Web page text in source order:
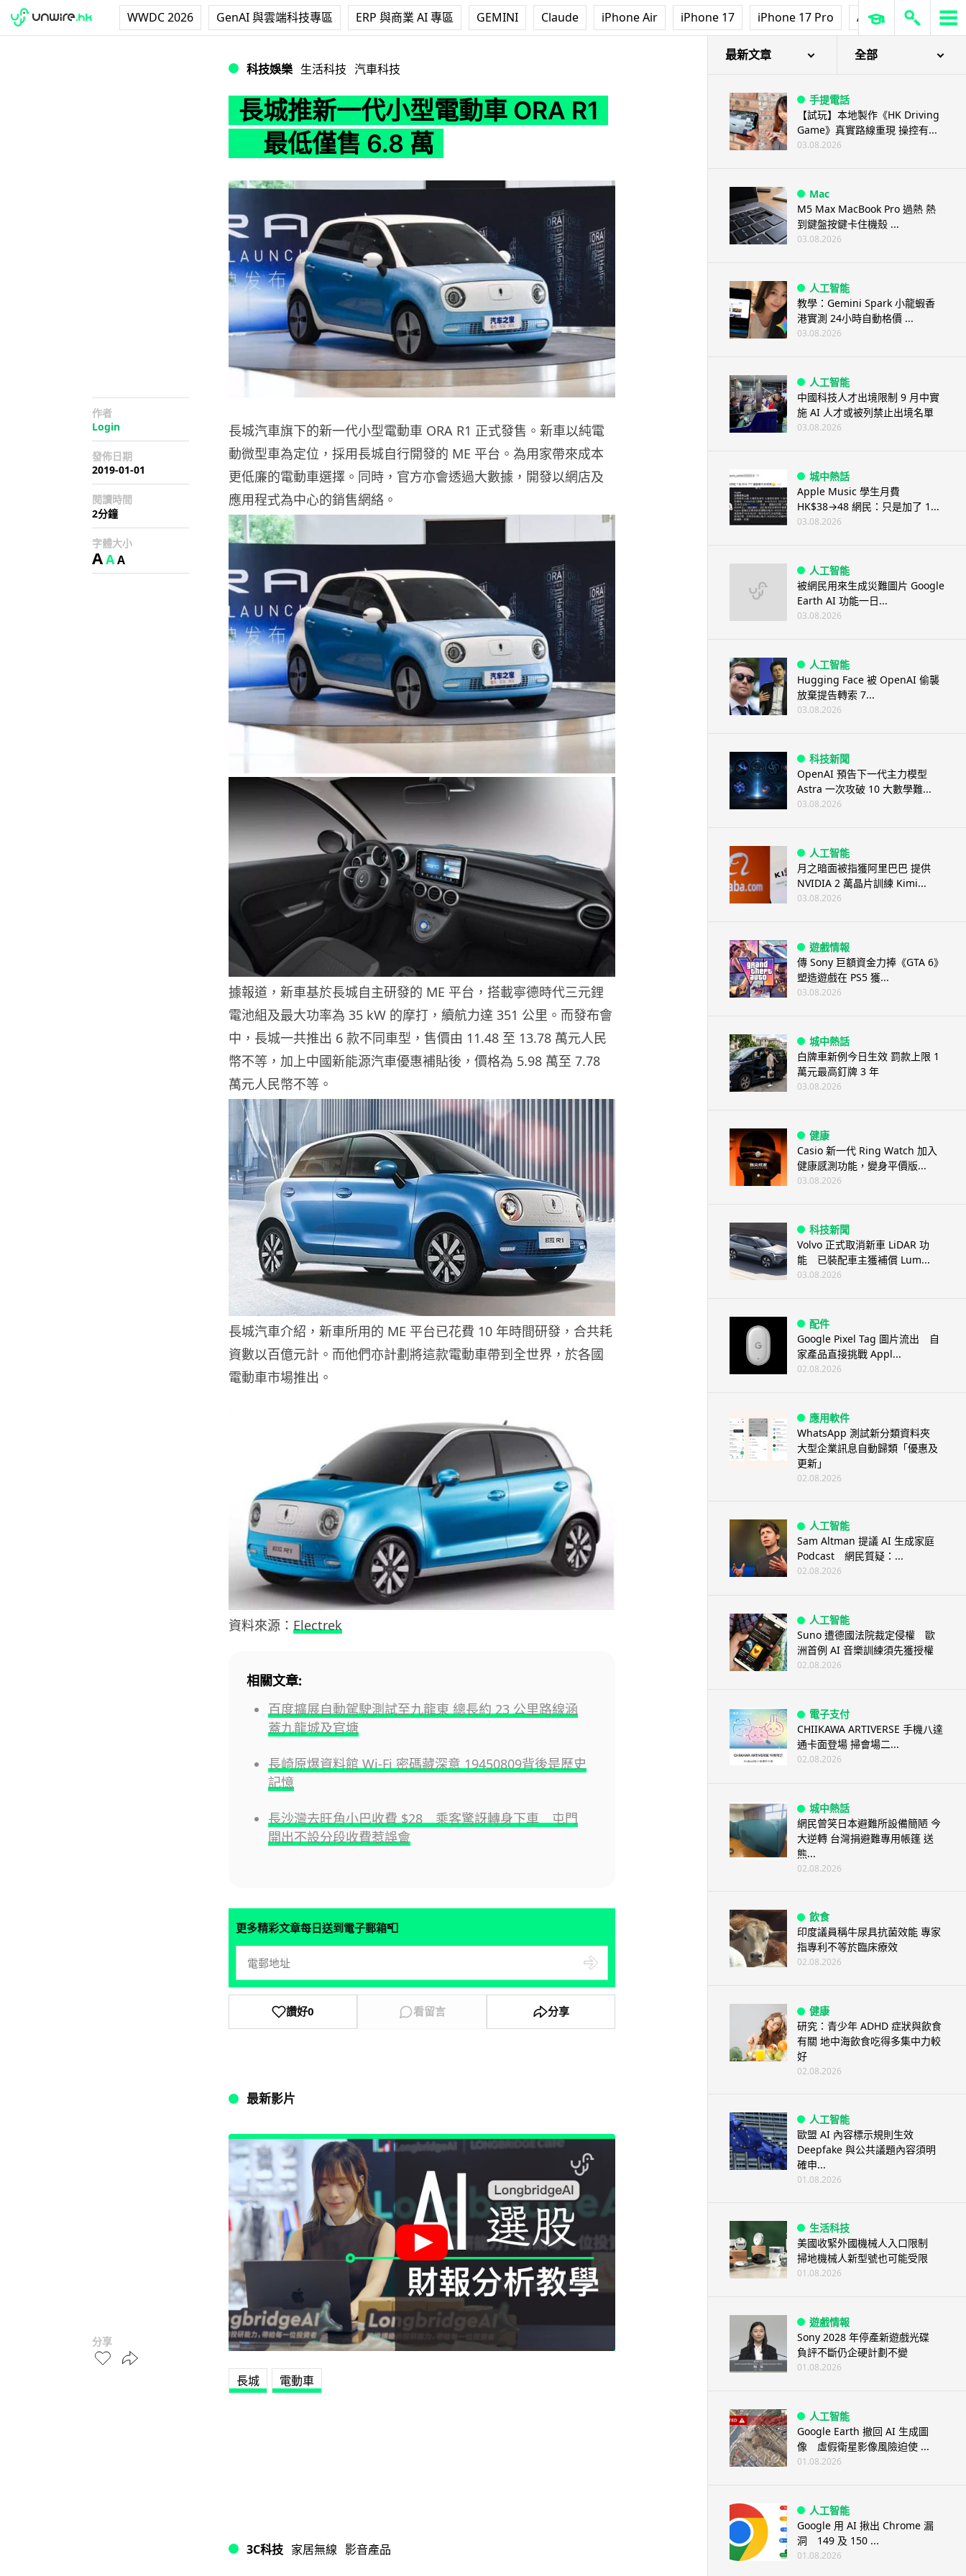
WWDC 2026 GenAI 與雲端科技專區 ERP 與商業 AI 專區 GEMINI Claude iPhone Air iPhone 17 iPhone 17 Pro AirPods Pro 3
科技娛樂 生活科技 汽車科技
長城推新一代小型電動車 ORA R1
最低僅售 6.8 萬
作者
Login
發佈日期
2019-01-01
閱讀時間
2分鐘
字體大小
AAA
分享
長城汽車旗下的新一代小型電動車 ORA R1 正式發售。新車以純電
動微型車為定位，採用長城自行開發的 ME 平台。為用家帶來成本
更低廉的電動車選擇。同時，官方亦會透過大數據，開發以網店及
應用程式為中心的銷售網絡。
據報道，新車基於長城自主研發的 ME 平台，搭載寧德時代三元鋰
電池組及最大功率為 35 kW 的摩打，續航力達 351 公里。而發布會
中，長城一共推出 6 款不同車型，售價由 11.48 至 13.78 萬元人民
幣不等，加上中國新能源汽車優惠補貼後，價格為 5.98 萬至 7.78
萬元人民幣不等。
長城汽車介紹，新車所用的 ME 平台已花費 10 年時間研發，合共耗
資數以百億元計。而他們亦計劃將這款電動車帶到全世界，於各國
電動車市場推出。
資料來源： Electrek
相關文章:
百度擴展自動駕駛測試至九龍東 總長約 23 公里路線涵
蓋九龍城及官塘
長崎原爆資料館 Wi-Fi 密碼藏深意 19450809背後是歷史
記憶
長沙灣去旺角小巴收費 $28 乘客驚訝轉身下車 屯門
開出不設分段收費惹誤會
更多精彩文章每日送到電子郵箱📮
讚好0 看留言 分享
最新影片
長城 電動車
3C科技 家居無線 影音產品
最新文章 全部
手提電話
【試玩】本地製作《HK Driving
Game》真實路線重現 操控有...
03.08.2026
Mac
M5 Max MacBook Pro 過熱 熱
到鍵盤按鍵卡住機殼 ...
03.08.2026
人工智能
教學：Gemini Spark 小龍蝦香
港實測 24小時自動格價 ...
03.08.2026
人工智能
中國科技人才出境限制 9 月中實
施 AI 人才或被列禁止出境名單
03.08.2026
城中熱話
Apple Music 學生月費
HK$38→48 網民：只是加了 1...
03.08.2026
人工智能
被網民用來生成災難圖片 Google
Earth AI 功能一日...
03.08.2026
人工智能
Hugging Face 被 OpenAI 偷襲
放棄提告轉索 7...
03.08.2026
科技新聞
OpenAI 預告下一代主力模型
Astra 一次攻破 10 大數學難...
03.08.2026
人工智能
月之暗面被指獲阿里巴巴 提供
NVIDIA 2 萬晶片訓練 Kimi...
03.08.2026
遊戲情報
傳 Sony 巨額資金力捧《GTA 6》
塑造遊戲在 PS5 獲...
03.08.2026
城中熱話
白牌車新例今日生效 罰款上限 1
萬元最高釘牌 3 年
03.08.2026
健康
Casio 新一代 Ring Watch 加入
健康感測功能，變身平價版...
03.08.2026
科技新聞
Volvo 正式取消新車 LiDAR 功
能 已裝配車主獲補償 Lum...
03.08.2026
配件
Google Pixel Tag 圖片流出 自
家產品直接挑戰 Appl...
02.08.2026
應用軟件
WhatsApp 測試新分類資料夾
大型企業訊息自動歸類「優惠及
更新」
02.08.2026
人工智能
Sam Altman 提議 AI 生成家庭
Podcast 網民質疑：...
02.08.2026
人工智能
Suno 遭德國法院裁定侵權 歐
洲首例 AI 音樂訓練須先獲授權
02.08.2026
電子支付
CHIIKAWA ARTIVERSE 手機八達
通卡面登場 掃會場二...
02.08.2026
城中熱話
網民曾笑日本避難所設備簡陋 今
大逆轉 台灣捐避難專用帳篷 送
熊...
02.08.2026
飲食
印度議員稱牛尿具抗菌效能 專家
指專利不等於臨床療效
02.08.2026
健康
研究：青少年 ADHD 症狀與飲食
有關 地中海飲食吃得多集中力較
好
02.08.2026
人工智能
歐盟 AI 內容標示規則生效
Deepfake 與公共議題內容須明
確申...
01.08.2026
生活科技
美國收緊外國機械人入口限制
掃地機械人新型號也可能受限
01.08.2026
遊戲情報
Sony 2028 年停產新遊戲光碟
負評不斷仍企硬計劃不變
01.08.2026
人工智能
Google Earth 撤回 AI 生成圖
像 虛假衛星影像風險迫使 ...
01.08.2026
人工智能
Google 用 AI 揪出 Chrome 漏
洞 149 及 150 ...
01.08.2026